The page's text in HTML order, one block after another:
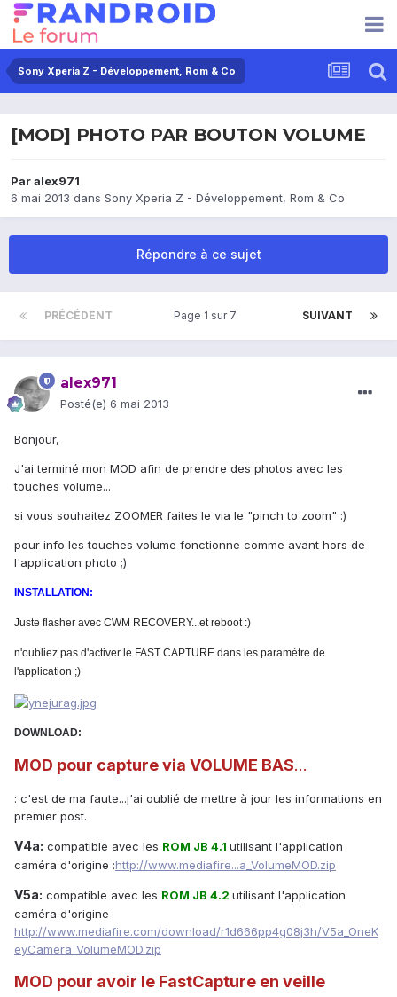
Sony Xperia Z - Développement, Rom & Co
[MOD] PHOTO PAR BOUTON VOLUME
Paralex971
6 mai 2013 dans Sony Xperia Z - Développement, Rom & Co
Répondre à ce sujet
PRÉCÉDENT SUIVANT
Page 1 sur 7
alex971
Posté(e) 6 mai 2013
Bonjour,
J'ai terminé mon MOD afin de prendre des photos avec les
touches volume...
si vous souhaitez ZOOMER faites le via le "pinch to zoom" :)
pour info les touches volume fonctionne comme avant hors de
l'application photo ;)
INSTALLATION:
Juste flasher avec CWM RECOVERY...et reboot :)
n'oubliez pas d'activer le FAST CAPTURE dans les paramètre de
l'application ;)
DOWNLOAD:
MOD pour capture via VOLUME BAS...
: c'est de ma faute...j'ai oublié de mettre à jour les informations en
premier post.
V4a: compatible avec les ROM JB 4.1 utilisant l'application
caméra d'origine :http://www.mediafire...a_VolumeMOD.zip
V5a: compatible avec les ROM JB 4.2 utilisant l'application
caméra d'origine
http://www.mediafire.com/download/r1d666pp4g08j3h/V5a_OneK
eyCamera_VolumeMOD.zip
MOD pour avoir le FastCapture en veille